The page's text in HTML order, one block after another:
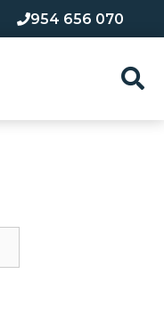
954 656 070